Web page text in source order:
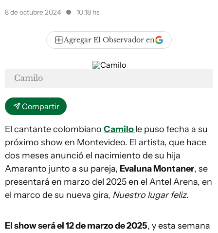
8 de octubre 2024 10:18 hs
Agregar El Observador en
Camilo
Compartir
El cantante colombiano Camilole puso fecha a su
próximo show en Montevideo. El artista, que hace
dos meses anunció el nacimiento de su hija
Amaranto junto a su pareja, Evaluna Montaner, se
presentará en marzo del 2025 en el Antel Arena, en
el marco de su nueva gira, Nuestro lugar feliz.
El show será el 12 de marzo de 2025, y esta semana